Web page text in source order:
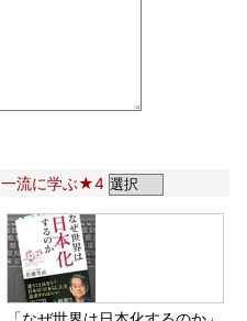
一流に学ぶ★4